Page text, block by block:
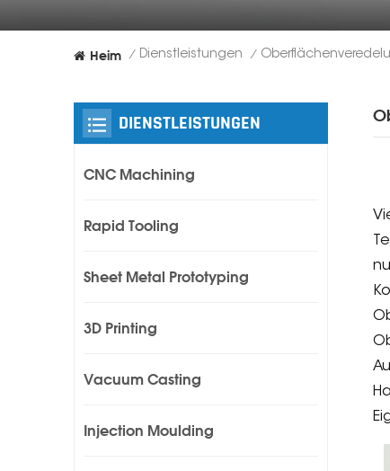
Heim / Dienstleistungen /
DIENSTLEISTUNGEN
CNC Machining
Rapid Tooling
Sheet Metal Prototyping
3D Printing
Vacuum Casting
Injection Moulding